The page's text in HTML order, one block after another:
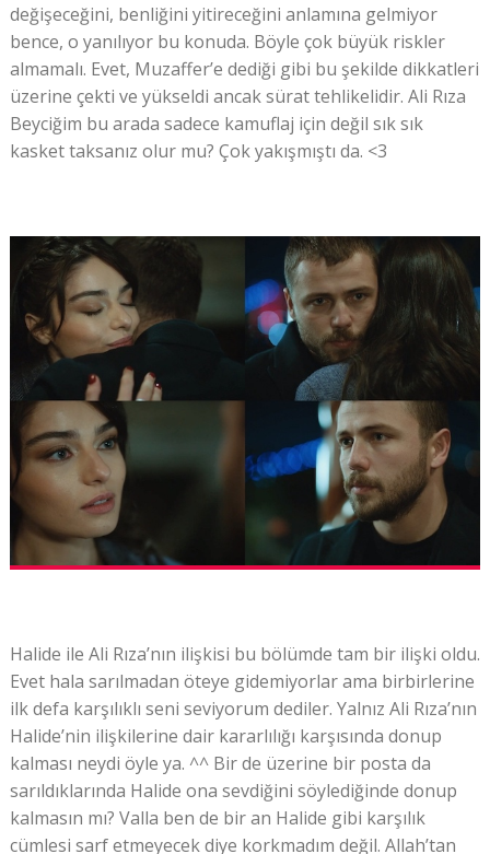
değişeceğini, benliğini yitireceğini anlamına gelmiyor
bence, o yanılıyor bu konuda. Böyle çok büyük riskler
almamalı. Evet, Muzaffer’e dediği gibi bu şekilde dikkatleri
üzerine çekti ve yükseldi ancak sürat tehlikelidir. Ali Rıza
Beyciğim bu arada sadece kamuflaj için değil sık sık
kasket taksanız olur mu? Çok yakışmıştı da. <3
Halide ile Ali Rıza’nın ilişkisi bu bölümde tam bir ilişki oldu.
Evet hala sarılmadan öteye gidemiyorlar ama birbirlerine
ilk defa karşılıklı seni seviyorum dediler. Yalnız Ali Rıza’nın
Halide’nin ilişkilerine dair kararlılığı karşısında donup
kalması neydi öyle ya. ^^ Bir de üzerine bir posta da
sarıldıklarında Halide ona sevdiğini söylediğinde donup
kalmasın mı? Valla ben de bir an Halide gibi karşılık
cümlesi sarf etmeyecek diye korkmadım değil. Allah’tan